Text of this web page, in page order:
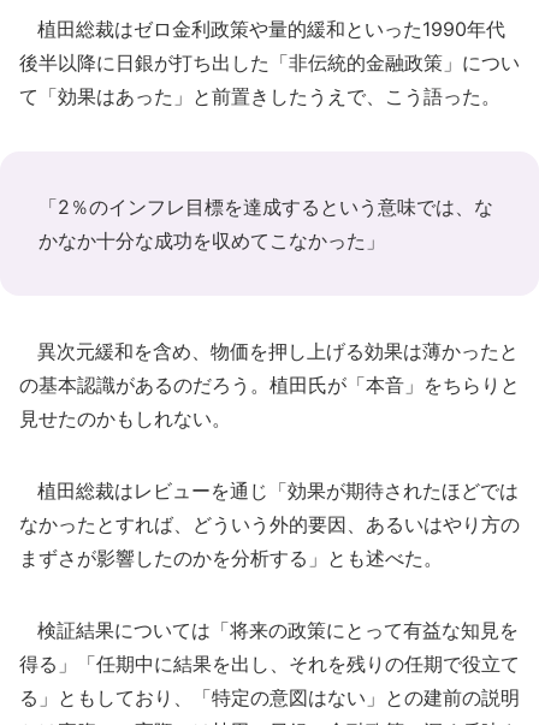
植田総裁はゼロ金利政策や量的緩和といった1990年代
後半以降に日銀が打ち出した「非伝統的金融政策」につい
て「効果はあった」と前置きしたうえで、こう語った。
「2％のインフレ目標を達成するという意味では、な
かなか十分な成功を収めてこなかった」
異次元緩和を含め、物価を押し上げる効果は薄かったと
の基本認識があるのだろう。植田氏が「本音」をちらりと
見せたのかもしれない。
植田総裁はレビューを通じ「効果が期待されたほどでは
なかったとすれば、どういう外的要因、あるいはやり方の
まずさが影響したのかを分析する」とも述べた。
検証結果については「将来の政策にとって有益な知見を
得る」「任期中に結果を出し、それを残りの任期で役立て
る」ともしており、「特定の意図はない」との建前の説明